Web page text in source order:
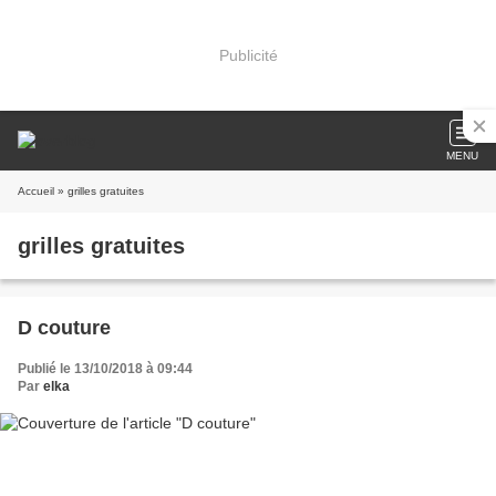
Publicité
MENU
Accueil » grilles gratuites
grilles gratuites
D couture
Publié le 13/10/2018 à 09:44
Par elka